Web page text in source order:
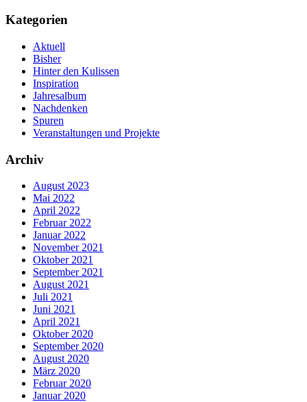
Kategorien
Aktuell
Bisher
Hinter den Kulissen
Inspiration
Jahresalbum
Nachdenken
Spuren
Veranstaltungen und Projekte
Archiv
August 2023
Mai 2022
April 2022
Februar 2022
Januar 2022
November 2021
Oktober 2021
September 2021
August 2021
Juli 2021
Juni 2021
April 2021
Oktober 2020
September 2020
August 2020
März 2020
Februar 2020
Januar 2020